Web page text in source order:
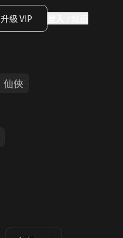
升級 VIP
仙俠